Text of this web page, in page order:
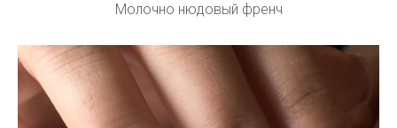
Молочно нюдовый френч